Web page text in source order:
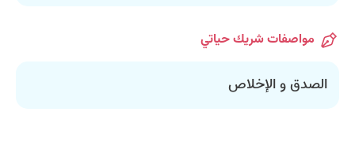
مواصفات شريك حياتي
الصدق و الإخلاص